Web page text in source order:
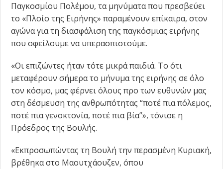
Παγκοσμίου Πολέμου, τα μηνύματα που πρεσβεύει
το «Πλοίο της Ειρήνης» παραμένουν επίκαιρα, στον
αγώνα για τη διασφάλιση της παγκόσμιας ειρήνης
που οφείλουμε να υπερασπιστούμε.
«Οι επιζώντες ήταν τότε μικρά παιδιά. Το ότι
μεταφέρουν σήμερα το μήνυμα της ειρήνης σε όλο
τον κόσμο, μας φέρνει όλους προ των ευθυνών μας
στη δέσμευση της ανθρωπότητας “ποτέ πια πόλεμος,
ποτέ πια γενοκτονία, ποτέ πια βία”», τόνισε η
Πρόεδρος της Βουλής.
«Εκπροσωπώντας τη Βουλή την περασμένη Κυριακή,
βρέθηκα στο Μαουτχάουζεν, όπου